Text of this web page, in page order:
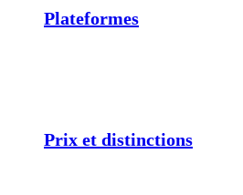
Plateformes
Prix et distinctions